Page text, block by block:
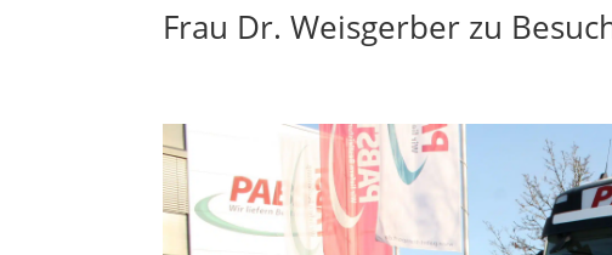
Frau Dr. Weisgerber zu